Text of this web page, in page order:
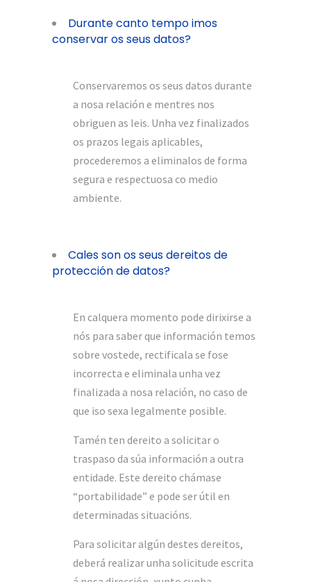
Durante canto tempo imos
conservar os seus datos?
Conservaremos os seus datos durante
a nosa relación e mentres nos
obriguen as leis. Unha vez finalizados
os prazos legais aplicables,
procederemos a eliminalos de forma
segura e respectuosa co medio
ambiente.
Cales son os seus dereitos de
protección de datos?
En calquera momento pode dirixirse a
nós para saber que información temos
sobre vostede, rectificala se fose
incorrecta e eliminala unha vez
finalizada a nosa relación, no caso de
que iso sexa legalmente posible.
Tamén ten dereito a solicitar o
traspaso da súa información a outra
entidade. Este dereito chámase
“portabilidade” e pode ser útil en
determinadas situacións.
Para solicitar algún destes dereitos,
deberá realizar unha solicitude escrita